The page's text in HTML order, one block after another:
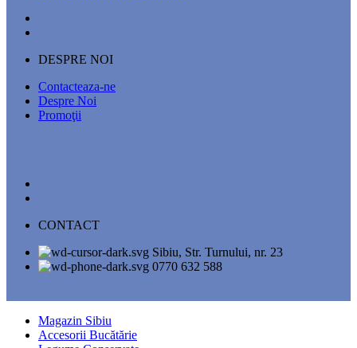
DESPRE NOI
Contacteaza-ne
Despre Noi
Promoţii
CONTACT
Sibiu, Str. Turnului, nr. 23
0770 632 588
Magazin Sibiu
Accesorii Bucătărie